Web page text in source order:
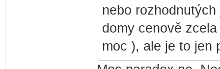
nebo
domy cenově
moc ), ale je to jen